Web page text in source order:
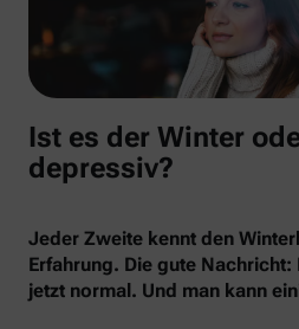
Ist es der Winter
depressiv?
Jeder Zweite kennt den
Erfahrung. Die gute
jetzt normal. Und man kann